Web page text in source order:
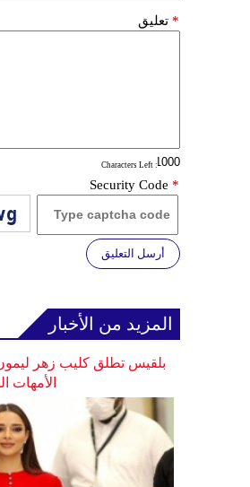
تعليق *
: Characters Left
Security Code *
أرسل التعليق
المزيد من الأخبار
بلقيس تطلق كليب زهر
الأمهات